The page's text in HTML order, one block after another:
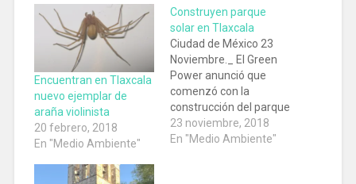
Encuentran en Tlaxcala
nuevo ejemplar de
araña violinista
20 febrero, 2018
En "Medio Ambiente"
Construyen parque
solar en Tlaxcala
Ciudad de México 23
Noviembre._ El Green
Power anunció que
comenzó con la
construcción del parque
solar fotovolcaico
Magdalena II en los
23 noviembre, 2018
En "Medio Ambiente"